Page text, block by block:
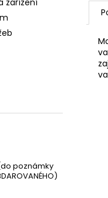
zařízení
poznámky